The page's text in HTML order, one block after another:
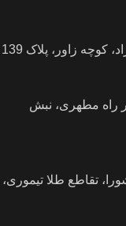
کوچه زاور، پلاک 139
راه مطهری، نبش
تقاطع طلا تیموری،